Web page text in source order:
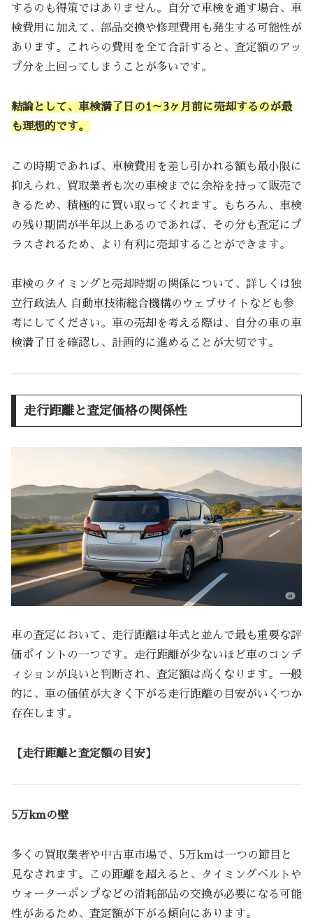
するのも得策ではありません。自分で車検を通す場合、車
検費用に加えて、部品交換や修理費用も発生する可能性が
あります。これらの費用を全て合計すると、査定額のアッ
プ分を上回ってしまうことが多いです。
結論として、車検満了日の1～3ヶ月前に売却するのが最
も理想的です。
この時期であれば、車検費用を差し引かれる額も最小限に
抑えられ、買取業者も次の車検までに余裕を持って販売で
きるため、積極的に買い取ってくれます。もちろん、車検
の残り期間が半年以上あるのであれば、その分も査定にプ
ラスされるため、より有利に売却することができます。
車検のタイミングと売却時期の関係について、詳しくは独
立行政法人 自動車技術総合機構のウェブサイトなども参
考にしてください。車の売却を考える際は、自分の車の車
検満了日を確認し、計画的に進めることが大切です。
走行距離と査定価格の関係性
車の査定において、走行距離は年式と並んで最も重要な評
価ポイントの一つです。走行距離が少ないほど車のコンデ
ィションが良いと判断され、査定額は高くなります。一般
的に、車の価値が大きく下がる走行距離の目安がいくつか
存在します。
【走行距離と査定額の目安】
5万kmの壁
多くの買取業者や中古車市場で、5万kmは一つの節目と
見なされます。この距離を超えると、タイミングベルトや
ウォーターポンプなどの消耗部品の交換が必要になる可能
性があるため、査定額が下がる傾向にあります。